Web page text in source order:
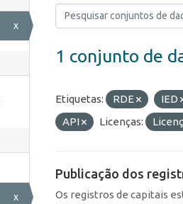
x
x
1 conjunto de
Etiquetas: RDE IED
API
Licenças:
Publicação dos
Os registros de capitais